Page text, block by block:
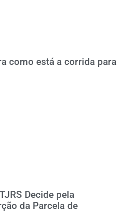
como está a corrida para
Decide pela
da Parcela de